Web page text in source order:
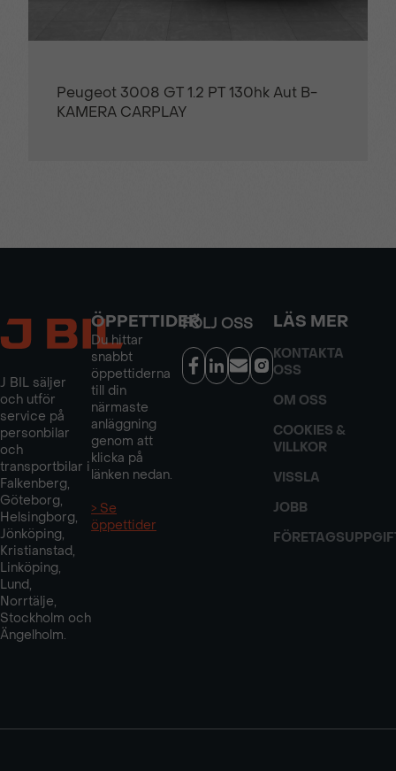
Peugeot 3008 GT 1.2 PT 130hk Aut B-
KAMERA CARPLAY
J BIL säljer
och utför
service på
personbilar
och
transportbilar i
Falkenberg,
Göteborg,
Helsingborg,
Jönköping,
Kristianstad,
Linköping,
Lund,
Norrtälje,
Stockholm och
Ängelholm.
ÖPPETTIDER
Du hittar
snabbt
öppettiderna
till din
närmaste
anläggning
genom att
klicka på
länken nedan.
> Se
öppettider
FÖLJ OSS LÄS MER
KONTAKTA
OSS
OM OSS
COOKIES &
VILLKOR
VISSLA
JOBB